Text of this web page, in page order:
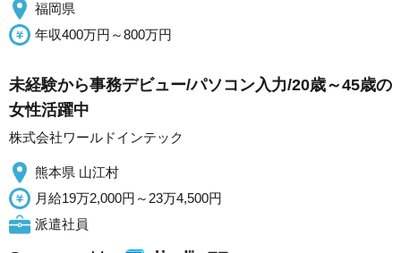
福岡県
年収400万円～800万円
未経験から事務デビュー/パソコン入力/20歳～45歳の
女性活躍中
株式会社ワールドインテック
熊本県 山江村
月給19万2,000円～23万4,500円
派遣社員